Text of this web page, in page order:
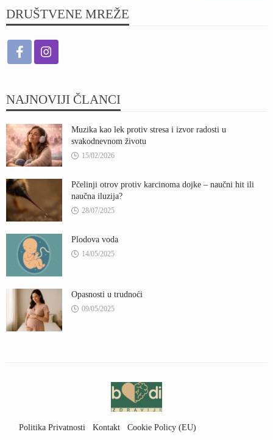
DRUŠTVENE MREŽE
NAJNOVIJI ČLANCI
Muzika kao lek protiv stresa i izvor radosti u
svakodnevnom životu
15/02/2026
Pčelinji otrov protiv karcinoma dojke – naučni hit ili
naučna iluzija?
28/07/2025
Plodova voda
14/05/2025
Opasnosti u trudnoći
09/05/2025
Politika Privatnosti Kontakt Cookie Policy (EU)